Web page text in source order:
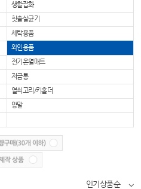
생활잡화
칫솔살균기
세탁용품
와인용품
전기온열매트
저금통
열쇠고리/키홀더
양말
인기상품순